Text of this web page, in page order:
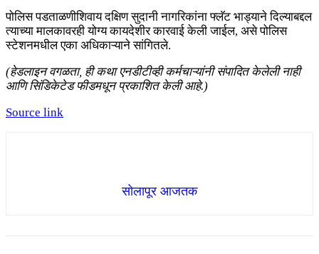
पोलिस पडताळणीशिवाय दक्षिण सुदानी नागरिकांना फ्लॅट भाड्याने दिल्याबद्दल
त्याच्या मालकावरही योग्य कायदेशीर कारवाई केली जाईल, असे पोलिस
स्टेशनमधील एका अधिकाऱ्याने सांगितले.
(हेडलाइन वगळता, ही कथा एनडीटीव्ही कर्मचाऱ्यांनी संपादित केलेली नाही
आणि सिंडिकेटेड फीडमधून प्रकाशित केली आहे.)
Source link
सोलापूर आजतक